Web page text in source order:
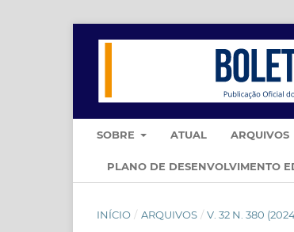
SOBRE ATUAL ARQUIVOS
PLANO DE DESENVOLVIMENTO
INÍCIO / ARQUIVOS / V. 32 N. 380